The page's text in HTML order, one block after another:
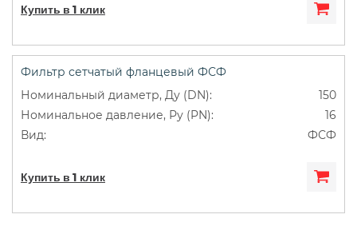
Купить в 1 клик
Фильтр сетчатый фланцевый ФСФ
150
16
ФСФ
Купить в 1 клик